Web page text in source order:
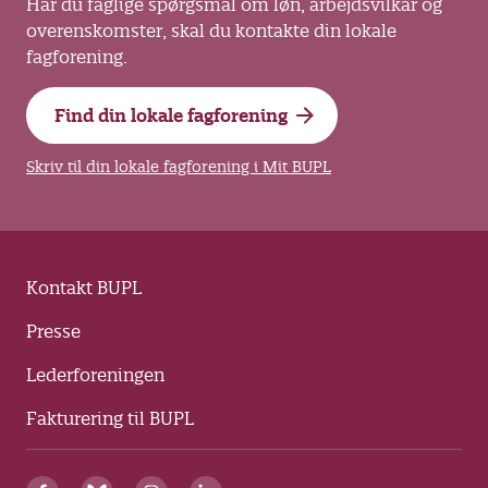
Har du faglige spørgsmål om løn, arbejdsvilkår og
overenskomster, skal du kontakte din lokale
fagforening.
Find din lokale fagforening
Skriv til din lokale fagforening i Mit BUPL
Kontakt BUPL
Presse
Lederforeningen
Fakturering til BUPL